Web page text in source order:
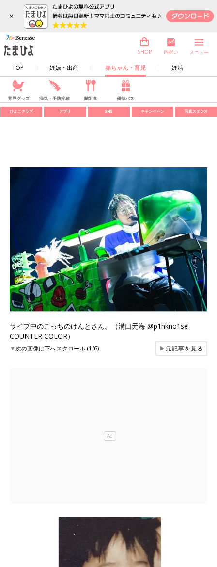
×
TOP 妊娠・出産 赤ちゃん・育児 妊活
SHOP 内祝い メニュー
育児グッズ 病気・予防接種 離乳食 優待パス
ひよこクラブ アプリ SNS キャンペーン 写真スタジオ
ライブ中のこっちのけんとさん。（溝口元海 @p1nkno1se
COUNTER COLOR）
▼次の画像は下へスクロール (1/6) ▶元記事を見る